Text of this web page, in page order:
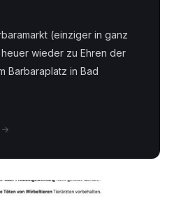
(einziger in ganz
wieder zu Ehren der
Barbaraplatz in Bad